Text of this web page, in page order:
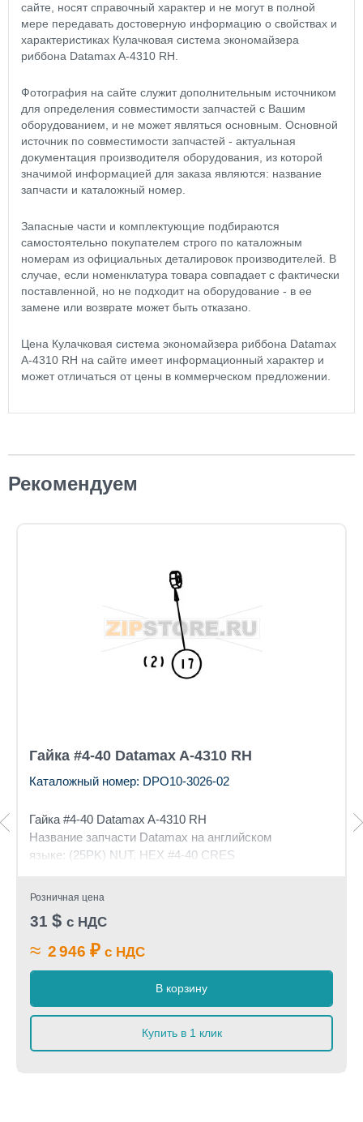
сайте, носят справочный характер и не могут в полной
мере передавать достоверную информацию о свойствах и
характеристиках Кулачковая система экономайзера
риббона Datamax A-4310 RH.
Фотография на сайте служит дополнительным источником
для определения совместимости запчастей с Вашим
оборудованием, и не может являться основным. Основной
источник по совместимости запчастей - актуальная
документация производителя оборудования, из которой
значимой информацией для заказа являются: название
запчасти и каталожный номер.
Запасные части и комплектующие подбираются
самостоятельно покупателем строго по каталожным
номерам из официальных деталировок производителей. В
случае, если номенклатура товара совпадает с фактически
поставленной, но не подходит на оборудование - в ее
замене или возврате может быть отказано.
Цена Кулачковая система экономайзера риббона Datamax
A-4310 RH на сайте имеет информационный характер и
может отличаться от цены в коммерческом предложении.
Рекомендуем
Гайка #4-40 Datamax A-4310 RH
Каталожный номер: DPO10-3026-02
Гайка #4-40 Datamax A-4310 RH
Название запчасти Datamax на английском
языке: (25PK) NUT, HEX #4-40 CRES
Розничная цена
31 $ с НДС
≈ 2 946 ₽ с НДС
В корзину
Купить в 1 клик